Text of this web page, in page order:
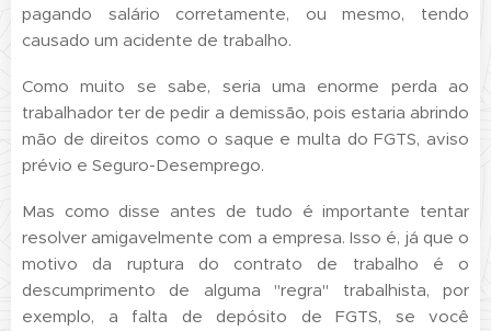
pagando salário corretamente, ou mesmo, tendo
causado um acidente de trabalho.
Como muito se sabe, seria uma enorme perda ao
trabalhador ter de pedir a demissão, pois estaria abrindo
mão de direitos como o saque e multa do FGTS, aviso
prévio e Seguro-Desemprego.
Mas como disse antes de tudo é importante tentar
resolver amigavelmente com a empresa. Isso é, já que o
motivo da ruptura do contrato de trabalho é o
descumprimento de alguma "regra" trabalhista, por
exemplo, a falta de depósito de FGTS, se você